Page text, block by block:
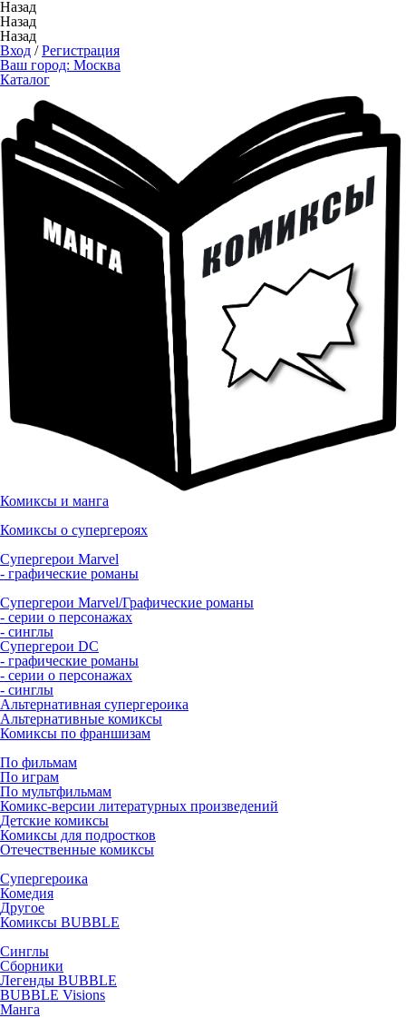
Назад
Назад
Назад
Вход /Регистрация
Ваш город: Москва
Каталог
Комиксы и манга
Комиксы о супергероях
Супергерои Marvel
- графические романы
Супергерои Marvel/Графические романы
- серии о персонажах
- синглы
Супергерои DC
- графические романы
- серии о персонажах
- синглы
Альтернативная супергероика
Альтернативные комиксы
Комиксы по франшизам
По фильмам
По играм
По мультфильмам
Комикс-версии литературных произведений
Детские комиксы
Комиксы для подростков
Отечественные комиксы
Супергероика
Комедия
Другое
Комиксы BUBBLE
Синглы
Сборники
Легенды BUBBLE
BUBBLE Visions
Манга